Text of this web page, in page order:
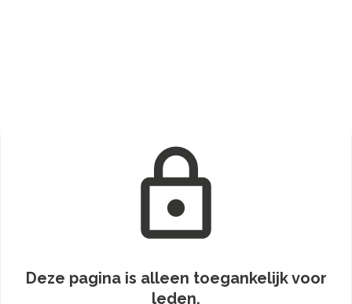
Deze pagina is alleen toegankelijk voor
leden.